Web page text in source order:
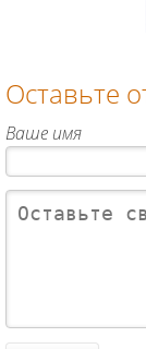
Оставьте
Ваше имя